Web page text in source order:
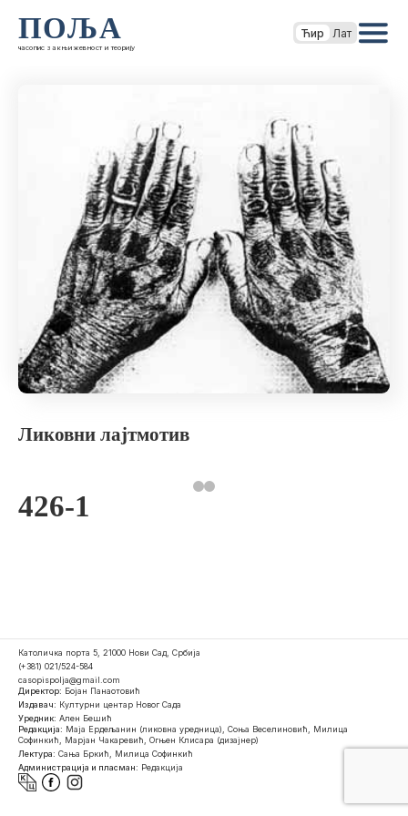
ПОЉА
часопис за књижевност и теорију
Ћир Лат
Ликовни лајтмотив
426-1
Католичка порта 5, 21000 Нови Сад, Србија
(+381) 021/524-584
casopispolja@gmail.com
Директор: Бојан Панаотовић
Издавач: Културни центар Новог Сада
Уредник: Ален Бешић
Редакција: Маја Ердељанин (ликовна уредница), Соња Веселиновић, Милица
Софинкић, Марјан Чакаревић, Огњен Клисара (дизајнер)
Лектура: Сања Бркић, Милица Софинкић
Администрација и пласман: Редакција